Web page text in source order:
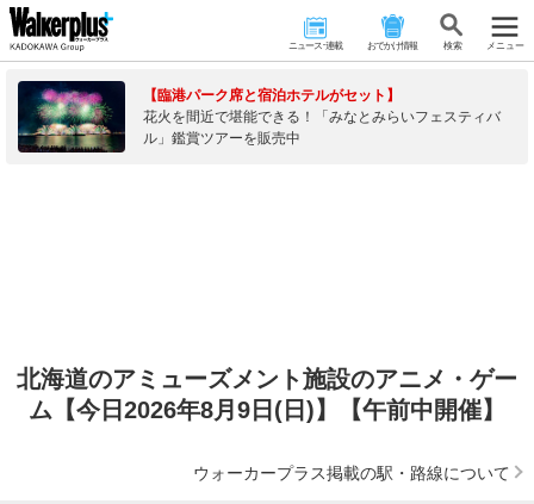
ニュース･連載 おでかけ情報 検 索 メニュー
【臨港パーク席と宿泊ホテルがセット】
花火を間近で堪能できる！「みなとみらいフェスティバ
ル」鑑賞ツアーを販売中
北海道のアミューズメント施設のアニメ・ゲー
ム【今日2026年8月9日(日)】【午前中開催】
ウォーカープラス掲載の駅・路線について